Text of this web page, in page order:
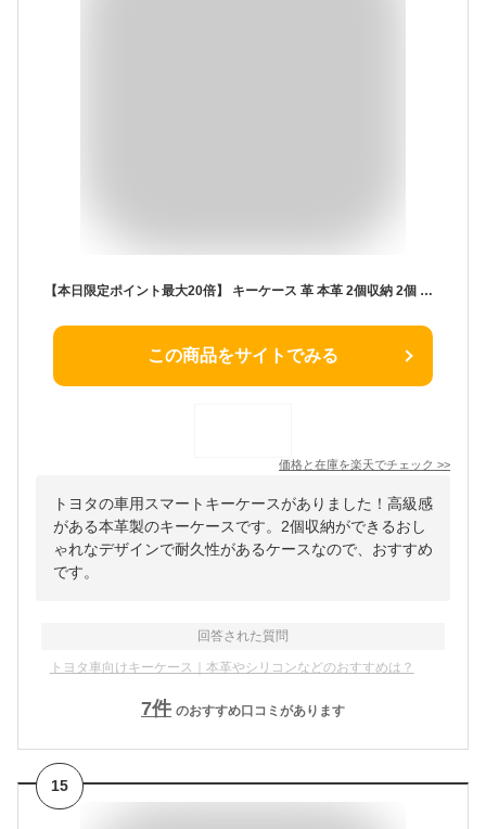
【本日限定ポイント最大20倍】 キーケース 革 本革 2個収納 2個 ミニ財布 スマートキー スマートキーカバー ケース キーホルダー キーレス レディース おしゃれ 車 の 鍵 が 入る キー スマートキーケース 2つ 家の鍵 トヨタ 複数
この商品をサイトでみる
価格と在庫を楽天でチェック >>
トヨタの車用スマートキーケースがありました！高級感
がある本革製のキーケースです。2個収納ができるおし
ゃれなデザインで耐久性があるケースなので、おすすめ
です。
回答された質問
トヨタ車向けキーケース｜本革やシリコンなどのおすすめは？
7件 のおすすめ口コミがあります
15